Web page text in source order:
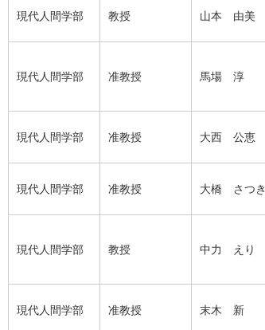
現代人間学部 教授 山本 由美
現代人間学部 准教授 馬場 淳
現代人間学部 准教授 大西 公恵
現代人間学部 准教授 大橋 さつき
現代人間学部 教授 中力 えり
現代人間学部 准教授 末木 新